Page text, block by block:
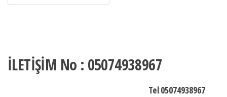
İLETİŞİM No : 05074938967
Tel:05074938967